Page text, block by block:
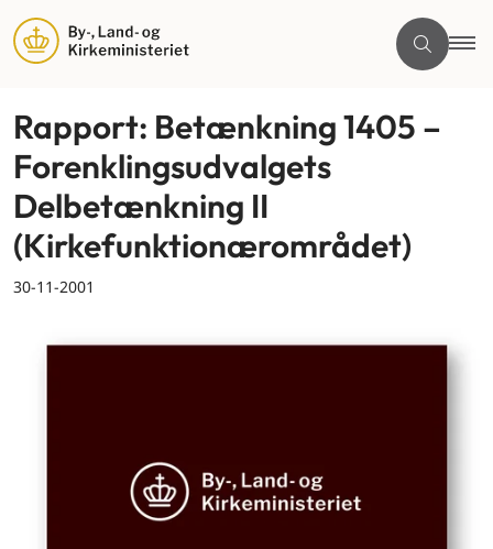
Rapport: Betænkning 1405 –
Forenklingsudvalgets
Delbetænkning II
(Kirkefunktionærområdet)
30-11-2001